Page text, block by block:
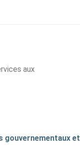
aux
gouvernementaux et